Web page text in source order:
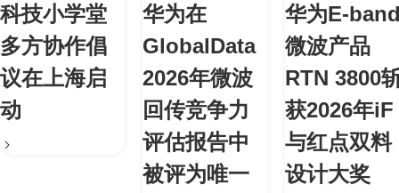
科技小学堂
多方协作倡
议在上海启
动
华为在
GlobalData
2026年微波
回传竞争力
评估报告中
被评为唯一
华为E-
微波产品
RTN 3800
获2026年iF
与红点双料
设计大奖